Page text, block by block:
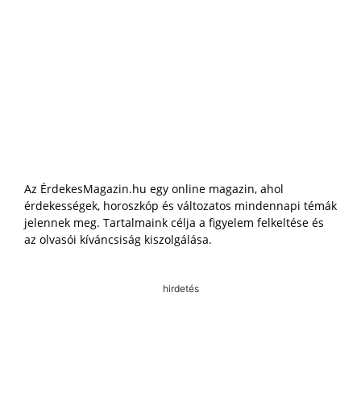
Az ÉrdekesMagazin.hu egy online magazin, ahol
érdekességek, horoszkóp és változatos mindennapi témák
jelennek meg. Tartalmaink célja a figyelem felkeltése és
az olvasói kíváncsiság kiszolgálása.
hirdetés